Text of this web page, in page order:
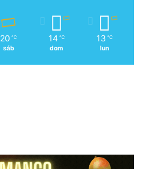
20 ℃
sáb
14 ℃
dom
13 ℃
lun